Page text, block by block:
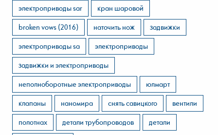
электроприводы sar
кран шаровой
broken vows (2016)
наточить нож
задвижки
электроприводы sa
электроприводы
задвижки и электроприводы
неполноборотные электроприводы
юлмарт
клапаны
наномира снять савицкого
вентили
полотнах
детали трубопроводов
детали